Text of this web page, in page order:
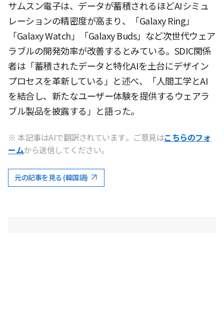
サムスン電子は、データが蓄積されるほどAIシミュ
レーションの精密度が高まり、「Galaxy Ring」
「Galaxy Watch」「Galaxy Buds」など次世代ウェア
ラブルの開発効率が改善するとみている。SDIC関係
者は「蓄積されたデータと特化AIを土台にデザイン
プロセスを革新している」と述べ、「人間工学とAI
を結合し、新たなユーザー体験を提供するウェアラ
ブル製品を披露する」と語った。
※ 本記事はAIで翻訳されています。ご意見はこちらのフォ
ームから送信してください。
元の記事を見る (韓国語)